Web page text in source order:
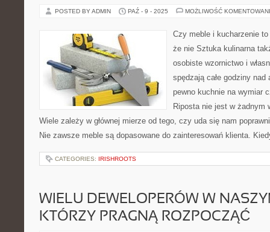
POSTED BY ADMIN PAŹ - 9 - 2025 MOŻLIWOŚĆ
Czy meble i kucharzenie
że nie Sztuka kulinarna
osobiste wzornictwo i
spędzają całe godziny
pewno kuchnie na wymiar
Riposta nie jest w żadnym
Wiele zależy w głównej mierze od tego, czy uda się nam
Nie zawsze meble są dopasowane do zainteresowań klienta.
CATEGORIES: IRISHROOTS
WIELU DEWELOPERÓW W
KTÓRZY PRAGNĄ ROZPOCZĄĆ